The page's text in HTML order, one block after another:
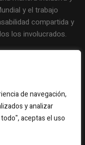
de navegación,
y analizar
aceptas el uso
y el trabajo
compartida y
los involucrados.